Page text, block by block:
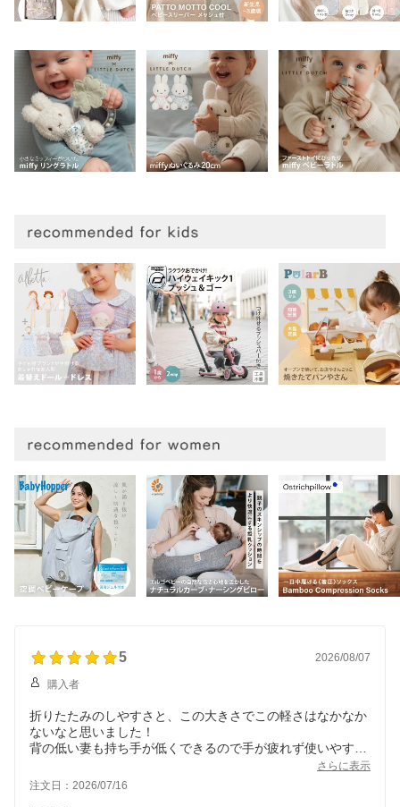
5 2026/08/07
購入者
折りたたみのしやすさと、この大きさでこの軽さはなかなか
ないなと思いました！
背の低い妻も持ち手が低くできるので手が疲れず使いやすそ
さらに表示
注文日：2026/07/16